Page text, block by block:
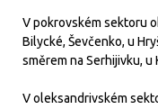
V pokrovském sektoru
Bilycké, Ševčenko, u
směrem na Serhijivku,
V oleksandrivském